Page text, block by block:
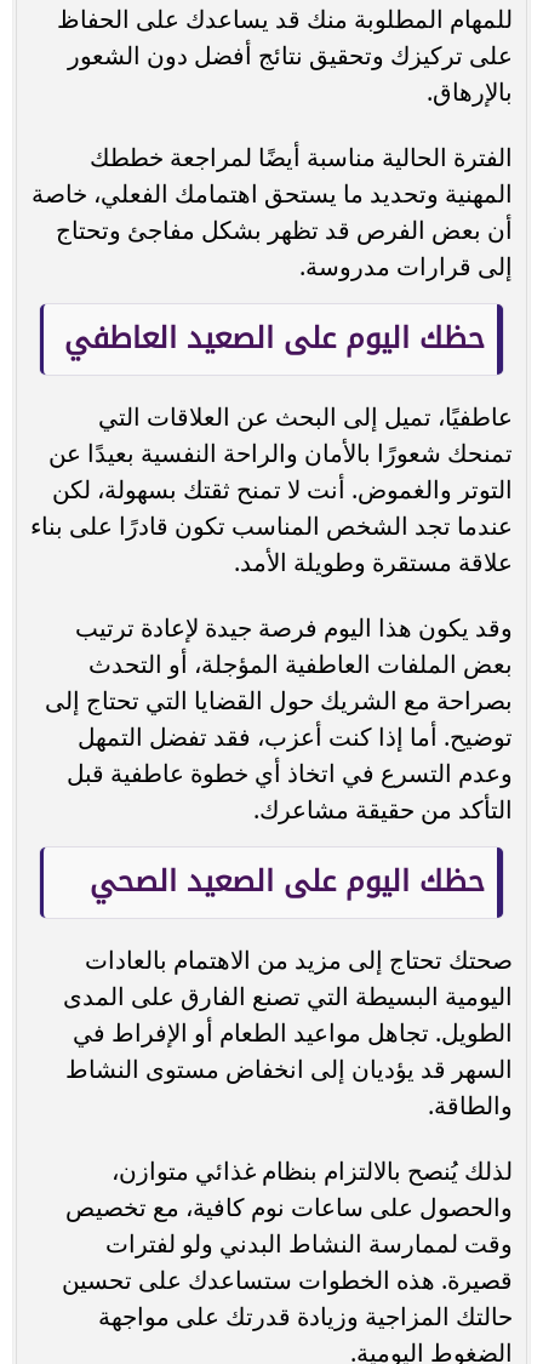
للمهام المطلوبة منك قد يساعدك على الحفاظ
على تركيزك وتحقيق نتائج أفضل دون الشعور
بالإرهاق.
الفترة الحالية مناسبة أيضًا لمراجعة خططك
المهنية وتحديد ما يستحق اهتمامك الفعلي، خاصة
أن بعض الفرص قد تظهر بشكل مفاجئ وتحتاج
إلى قرارات مدروسة.
حظك اليوم على الصعيد العاطفي
عاطفيًا، تميل إلى البحث عن العلاقات التي
تمنحك شعورًا بالأمان والراحة النفسية بعيدًا عن
التوتر والغموض. أنت لا تمنح ثقتك بسهولة، لكن
عندما تجد الشخص المناسب تكون قادرًا على بناء
علاقة مستقرة وطويلة الأمد.
وقد يكون هذا اليوم فرصة جيدة لإعادة ترتيب
بعض الملفات العاطفية المؤجلة، أو التحدث
بصراحة مع الشريك حول القضايا التي تحتاج إلى
توضيح. أما إذا كنت أعزب، فقد تفضل التمهل
وعدم التسرع في اتخاذ أي خطوة عاطفية قبل
التأكد من حقيقة مشاعرك.
حظك اليوم على الصعيد الصحي
صحتك تحتاج إلى مزيد من الاهتمام بالعادات
اليومية البسيطة التي تصنع الفارق على المدى
الطويل. تجاهل مواعيد الطعام أو الإفراط في
السهر قد يؤديان إلى انخفاض مستوى النشاط
والطاقة.
لذلك يُنصح بالالتزام بنظام غذائي متوازن،
والحصول على ساعات نوم كافية، مع تخصيص
وقت لممارسة النشاط البدني ولو لفترات
قصيرة. هذه الخطوات ستساعدك على تحسين
حالتك المزاجية وزيادة قدرتك على مواجهة
الضغوط اليومية.